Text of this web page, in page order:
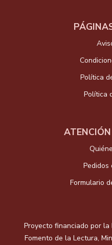
Política
Política
Pedidos
Formulario
Proyecto financiado por
Fomento de la Lectura,